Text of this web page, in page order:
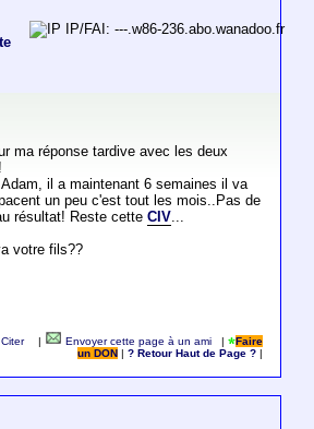
IP/FAI: ---.w86-236.abo.wanadoo.fr
ma réponse tardive avec les deux
il a maintenant 6 semaines il va
un peu c'est tout les mois..Pas de
résultat! Reste cette CIV...
votre fils??
Citer Envoyer cette page à un ami |
Faire
un DON
|? Retour Haut de Page ?